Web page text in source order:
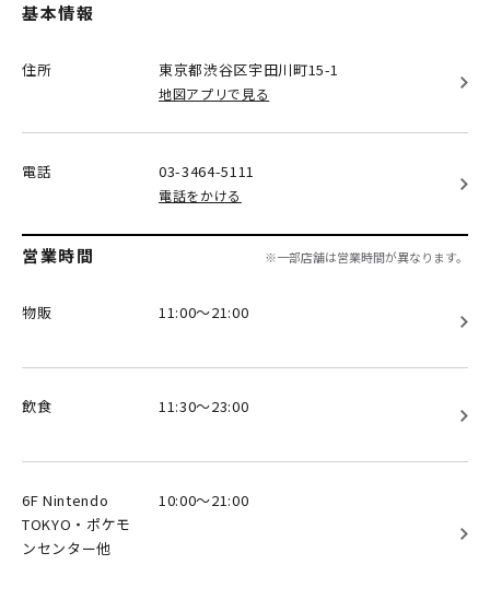
基本情報
住所 東京都渋谷区宇田川町15-1
地図アプリで見る
電話 03-3464-5111
電話をかける
営業時間 ※一部店舗は営業時間が異なります。
物販 11:00～21:00
飲食 11:30～23:00
6F Nintendo
TOKYO・ポケモ
ンセンター他
10:00～21:00